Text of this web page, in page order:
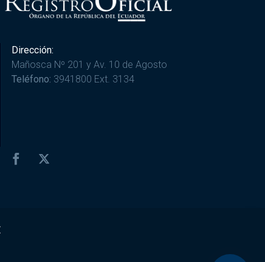
Dirección:
Mañosca Nº 201 y Av. 10 de Agosto
Teléfono: 3941800 Ext. 3134